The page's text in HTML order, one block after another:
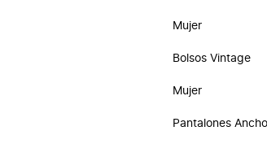
Mujer
Bolsos Vintage
Mujer
Pantalones